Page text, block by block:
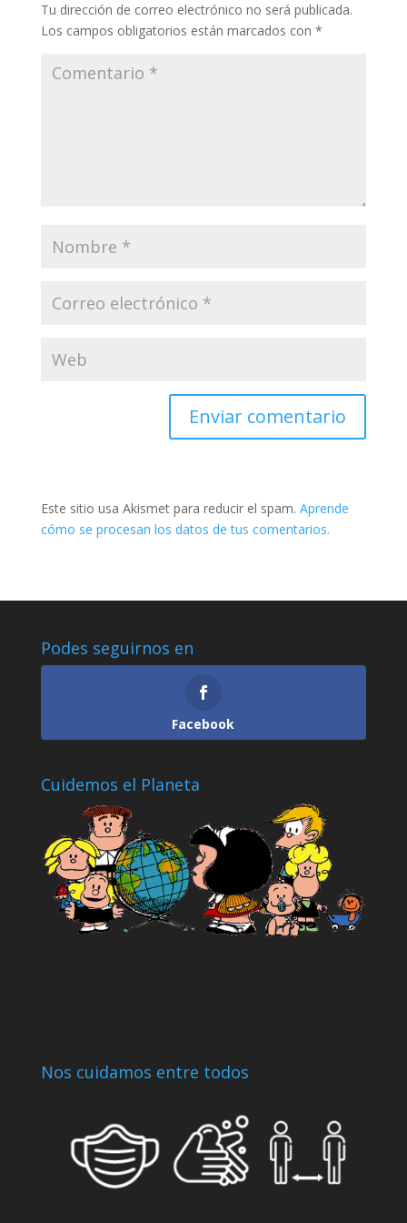
Tu dirección de correo electrónico no será publicada.
Los campos obligatorios están marcados con *
Este sitio usa Akismet para reducir el spam. Aprende
cómo se procesan los datos de tus comentarios.
Podes seguirnos en
Facebook
Cuidemos el Planeta
Nos cuidamos entre todos